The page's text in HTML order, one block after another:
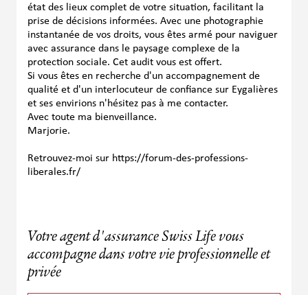
état des lieux complet de votre situation, facilitant la
prise de décisions informées. Avec une photographie
instantanée de vos droits, vous êtes armé pour naviguer
avec assurance dans le paysage complexe de la
protection sociale. Cet audit vous est offert.
Si vous êtes en recherche d'un accompagnement de
qualité et d'un interlocuteur de confiance sur Eygalières
et ses envirions n'hésitez pas à me contacter.
Avec toute ma bienveillance.
Marjorie.
Retrouvez-moi sur https://forum-des-professions-
liberales.fr/
Votre agent d'assurance Swiss Life vous
accompagne dans votre vie professionnelle et
privée